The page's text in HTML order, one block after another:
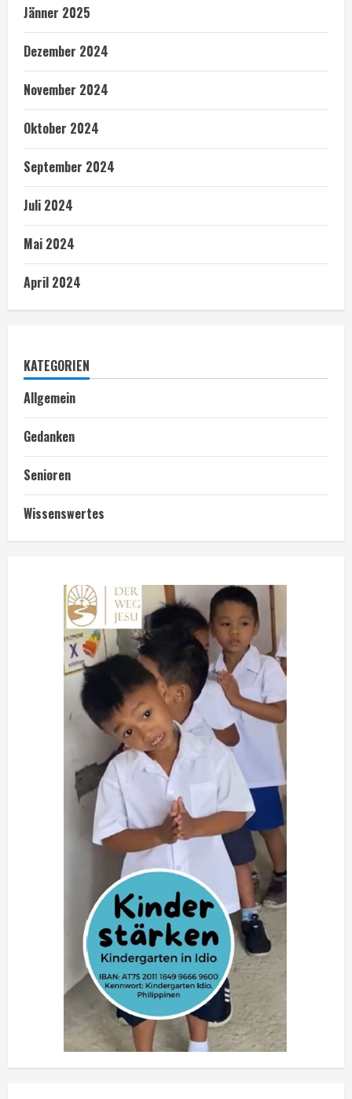
Jänner 2025
Dezember 2024
November 2024
Oktober 2024
September 2024
Juli 2024
Mai 2024
April 2024
KATEGORIEN
Allgemein
Gedanken
Senioren
Wissenswertes